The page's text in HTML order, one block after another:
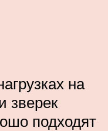
на
зверек
подходят